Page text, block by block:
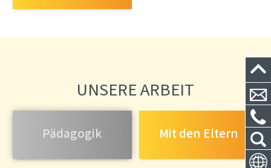
UNSERE ARBEIT
Pädagogik Mit den Eltern